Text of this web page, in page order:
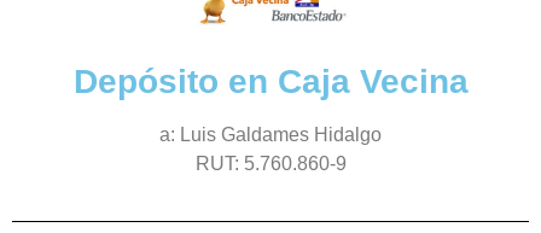
Depósito en Caja Vecina
a: Luis Galdames Hidalgo
RUT: 5.760.860-9